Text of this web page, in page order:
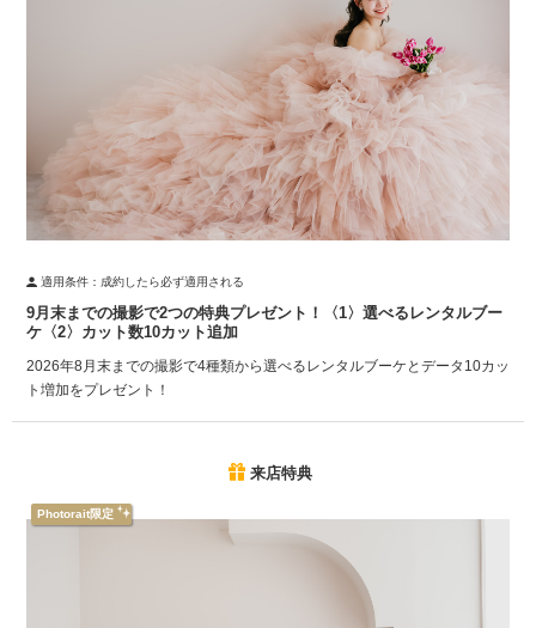
適用条件： 成約したら必ず適用される
9月末までの撮影で2つの特典プレゼント！〈1〉選べるレンタルブー
ケ〈2〉カット数10カット追加
2026年8月末までの撮影で4種類から選べるレンタルブーケとデータ10カッ
ト増加をプレゼント！
来店特典
Photorait限定